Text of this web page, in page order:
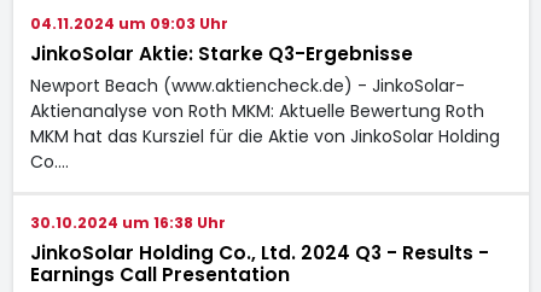
04.11.2024 um 09:03 Uhr
JinkoSolar Aktie: Starke Q3-Ergebnisse
Newport Beach (www.aktiencheck.de) - JinkoSolar-
Aktienanalyse von Roth MKM: Aktuelle Bewertung Roth
MKM hat das Kursziel für die Aktie von JinkoSolar Holding
Co.…
30.10.2024 um 16:38 Uhr
JinkoSolar Holding Co., Ltd. 2024 Q3 - Results -
Earnings Call Presentation